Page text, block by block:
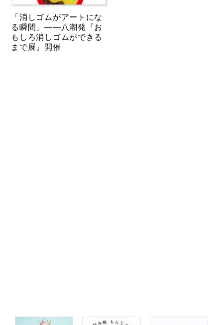
「消しゴムがアートにな
る瞬間」――八潮発『お
もしろ消しゴムができる
まで展』開催